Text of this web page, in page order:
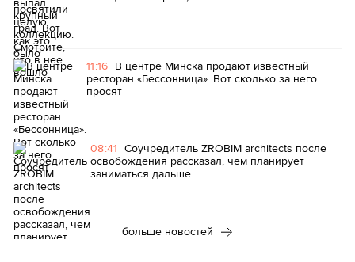
11:16 В центре Минска продают известный
ресторан «Бессонница». Вот сколько за него
просят
08:41 Соучредитель ZROBIM architects после
освобождения рассказал, чем планирует
заниматься дальше
больше новостей